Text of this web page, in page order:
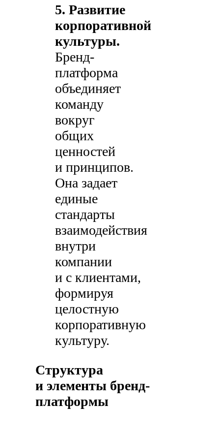
5. Развитие
корпоративной
культуры.
Бренд-
платформа
объединяет
команду
вокруг
общих
ценностей
и принципов.
Она задает
единые
стандарты
взаимодействия
внутри
компании
и с клиентами,
формируя
целостную
корпоративную
культуру.
Структура
и элементы бренд-
платформы